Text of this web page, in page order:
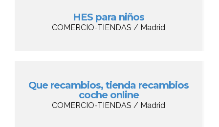
HES para niños
COMERCIO-TIENDAS / Madrid
Que recambios, tienda recambios
coche online
COMERCIO-TIENDAS / Madrid